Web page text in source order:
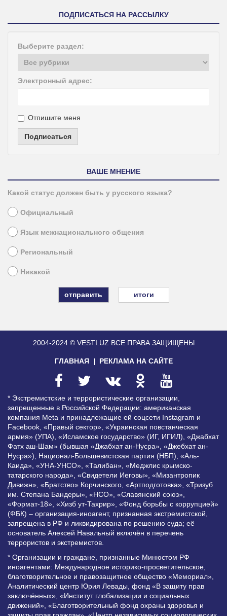
ПОДПИСАТЬСЯ НА РАССЫЛКУ
Выберите раздел:
Электронный адрес:
Отпишите меня
Подписаться
ВАШЕ МНЕНИЕ
Какой статус должен быть у русского языка?
Официальный
Язык межнационального общения
Региональный
Никакой
итоги
2004-2024 © VESTI.UZ ВСЕ ПРАВА ЗАЩИЩЕНЫ
ГЛАВНАЯ РЕКЛАМА НА САЙТЕ
* Экстремистские и террористические организации,
запрещенные в Российской Федерации: американская
компания Meta и принадлежащие ей соцсети Instagram и
Facebook, «Правый сектор», «Украинская повстанческая
армия» (УПА), «Исламское государство» (ИГ, ИГИЛ), «Джабхат
Фатх аш-Шам» (бывшая «Джабхат ан-Нусра», «Джебхат ан-
Нусра»), Национал-Большевистская партия (НБП), «Аль-
Каида», «УНА-УНСО», «Талибан», «Меджлис крымско-
татарского народа», «Свидетели Иеговы», «Мизантропик
Дивижн», «Братство» Корчинского, «Артподготовка», «Тризуб
им. Степана Бандеры», «НСО», «Славянский союз»,
«Формат-18», «Хизб ут-Тахрир», «Фонд борьбы с коррупцией»
(ФБК) – организация-иноагент, признанная экстремистской,
запрещена в РФ и ликвидирована по решению суда; её
основатель Алексей Навальный включён в перечень
террористов и экстремистов.
* Организации и граждане, признанные Минюстом РФ
иноагентами: Международное историко-просветительское,
благотворительное и правозащитное общество «Мемориал»,
Аналитический центр Юрия Левады, фонд «В защиту прав
заключённых», «Институт глобализации и социальных
движений», «Благотворительный фонд охраны здоровья и